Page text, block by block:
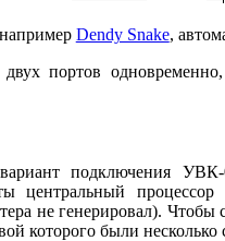
Dendy Snake,
двух портов
подключения
центральный
не генерировал). Чтобы
которого были несколько